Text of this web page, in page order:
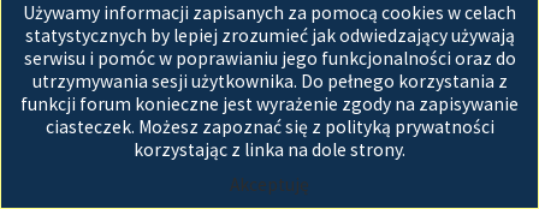
Używamy informacji zapisanych za pomocą cookies w celach
statystycznych by lepiej zrozumieć jak odwiedzający używają
serwisu i pomóc w poprawianiu jego funkcjonalności oraz do
utrzymywania sesji użytkownika. Do pełnego korzystania z
funkcji forum konieczne jest wyrażenie zgody na zapisywanie
ciasteczek. Możesz zapoznać się z polityką prywatności
korzystając z linka na dole strony.
Akceptuję